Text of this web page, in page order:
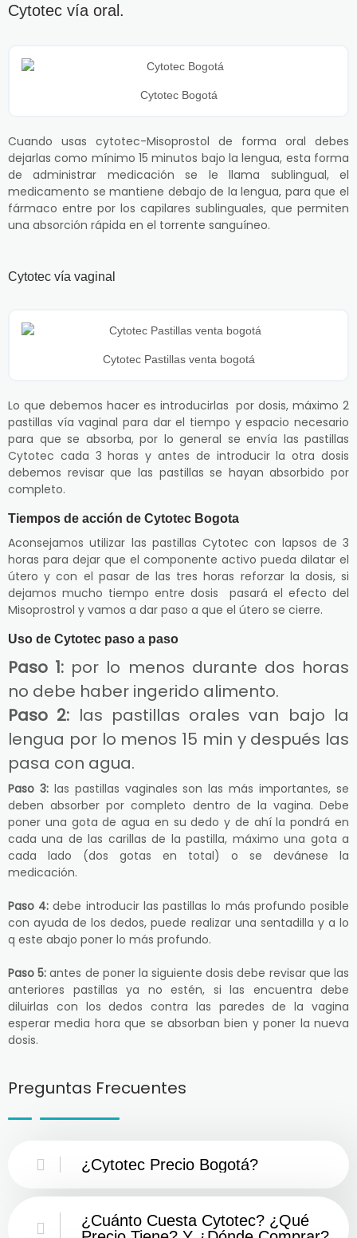
Cytotec vía oral.
Cytotec Bogotá
Cuando usas cytotec-Misoprostol de forma oral debes
dejarlas como mínimo 15 minutos bajo la lengua, esta forma
de administrar medicación se le llama sublingual, el
medicamento se mantiene debajo de la lengua, para que el
fármaco entre por los capilares sublinguales, que permiten
una absorción rápida en el torrente sanguíneo.
Cytotec vía vaginal
Cytotec Pastillas venta bogotá
Lo que debemos hacer es introducirlas por dosis, máximo 2
pastillas vía vaginal para dar el tiempo y espacio necesario
para que se absorba, por lo general se envía las pastillas
Cytotec cada 3 horas y antes de introducir la otra dosis
debemos revisar que las pastillas se hayan absorbido por
completo.
Tiempos de acción de Cytotec Bogota
Aconsejamos utilizar las pastillas Cytotec con lapsos de 3
horas para dejar que el componente activo pueda dilatar el
útero y con el pasar de las tres horas reforzar la dosis, si
dejamos mucho tiempo entre dosis pasará el efecto del
Misoprostrol y vamos a dar paso a que el útero se cierre.
Uso de Cytotec paso a paso
Paso 1: por lo menos durante dos horas
no debe haber ingerido alimento.
Paso 2: las pastillas orales van bajo la
lengua por lo menos 15 min y después las
pasa con agua.
Paso 3:las pastillas vaginales son las más importantes, se
deben absorber por completo dentro de la vagina. Debe
poner una gota de agua en su dedo y de ahí la pondrá en
cada una de las carillas de la pastilla, máximo una gota a
cada lado (dos gotas en total) o se devánese la
medicación.
Paso 4: debe introducir las pastillas lo más profundo posible
con ayuda de los dedos, puede realizar una sentadilla y a lo
q este abajo poner lo más profundo.
Paso 5: antes de poner la siguiente dosis debe revisar que las
anteriores pastillas ya no estén, si las encuentra debe
diluirlas con los dedos contra las paredes de la vagina
esperar media hora que se absorban bien y poner la nueva
dosis.
Preguntas Frecuentes
¿Cytotec Precio Bogotá?
¿Cuánto Cuesta Cytotec? ¿Qué